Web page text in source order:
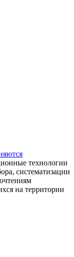
технологии
систематизации
на территории